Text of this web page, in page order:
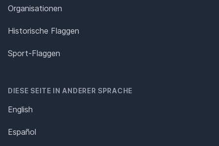
Organisationen
Historische Flaggen
Sport-Flaggen
DIESE SEITE IN ANDERER SPRACHE
English
Español